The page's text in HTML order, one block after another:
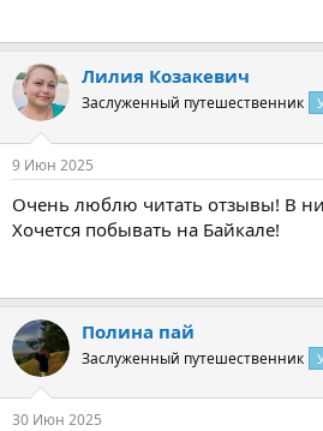
Лилия Козакевич
Заслуженный путешественник
9 Июн 2025
Очень люблю читать отзывы! В
Хочется побывать на Байкале!
Полина пай
Заслуженный путешественник
30 Июн 2025